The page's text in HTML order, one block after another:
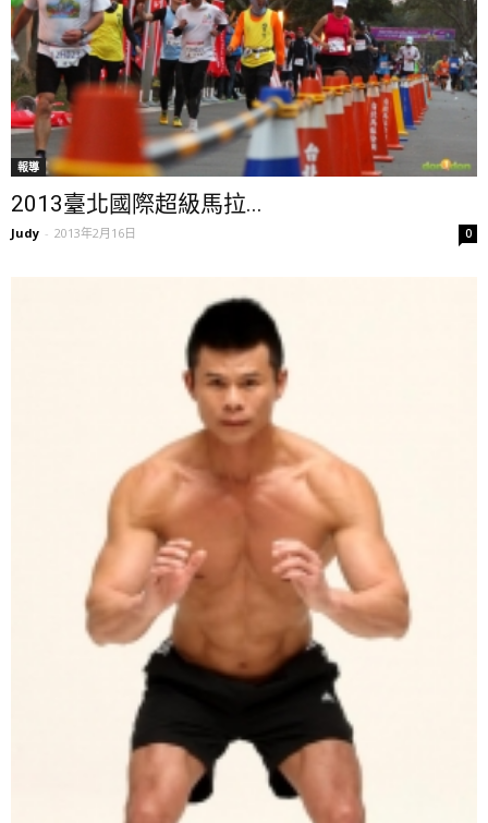
報導
2013臺北國際超級馬拉...
Judy - 2013年2月16日 0